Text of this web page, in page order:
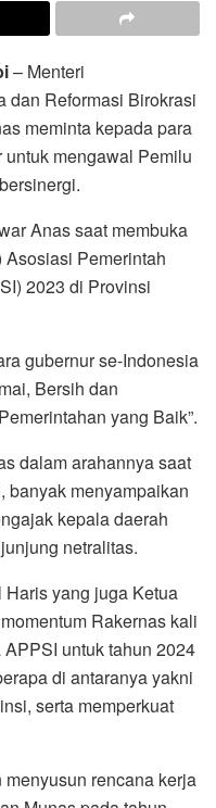
– Menteri
dan Reformasi Birokrasi
meminta kepada para
mengawal Pemilu
Anas saat membuka
Pemerintah
2023 di Provinsi
gubernur se-Indonesia
Bersih dan
yang Baik”.
dalam arahannya saat
banyak menyampaikan
kepala daerah
netralitas.
yang juga Ketua
Rakernas kali
untuk tahun 2024
di antaranya yakni
serta memperkuat
rencana kerja